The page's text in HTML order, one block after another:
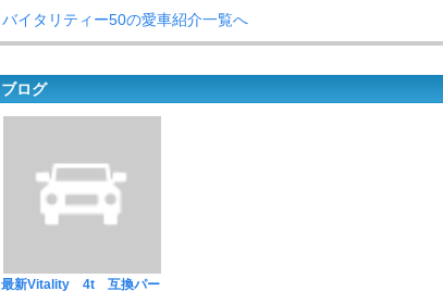
バイタリティー50の愛車紹介一覧へ
ブログ
最新Vitality 4t 互換パー